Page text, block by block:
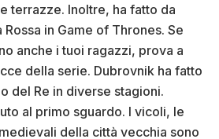
terrazze. Inoltre, ha fatto da
in Game of Thrones. Se
anche i tuoi ragazzi, prova a
della serie. Dubrovnik ha fatto
del Re in diverse stagioni.
al primo sguardo. I vicoli, le
della città vecchia sono